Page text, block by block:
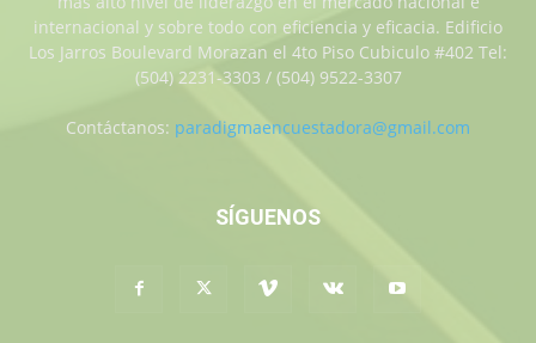
internacional y sobre todo con eficiencia y eficacia. Edificio
Los Jarros Boulevard Morazan el 4to Piso Cubiculo #402 Tel:
(504) 2231-3303 / (504) 9522-3307
Contáctanos: paradigmaencuestadora@gmail.com
SÍGUENOS